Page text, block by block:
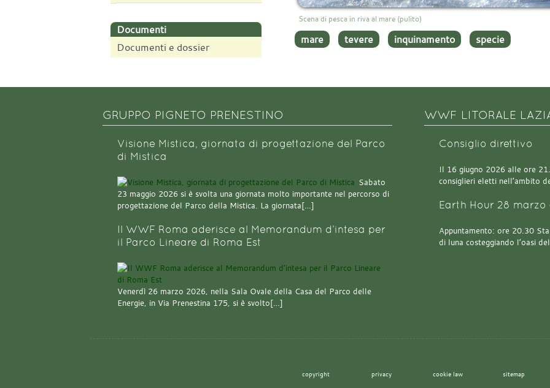
Documenti
Documenti e dossier
Scena di pesca in riva al mare (pulito)
mare tevere inquinamento specie
GRUPPO PIGNETO PRENESTINO
Visione Mistica, giornata di progettazione del Parco
di Mistica
Sabato
23 maggio 2026 si è svolta una giornata molto importante nel percorso di
progettazione del Parco della Mistica. La giornata[…]
Il WWF Roma aderisce al Memorandum d’intesa per
il Parco Lineare di Roma Est
Venerdì 26 marzo 2026, nella Sala Ovale della Casa del Parco delle
Energie, in Via Prenestina 175, si è svolto[…]
WWF LITORALE
Consiglio direttivo
Il 16 giugno 2026 alle ore
consiglieri eletti nell’ambito
Earth Hour 28
Appuntamento: ore 20.30
di luna costeggiando l’oasi
copyright privacy cookie law sitemap